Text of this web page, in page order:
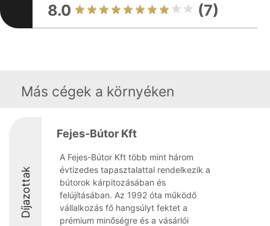
8.0 (7)
Más cégek a környéken
Díjazottak
Fejes-Bútor Kft
A Fejes-Bútor Kft több mint három
évtizedes tapasztalattal rendelkezik a
bútorok kárpitozásában és
felújításában. Az 1992 óta működő
vállalkozás fő hangsúlyt fektet a
prémium minőségre és a vásárlói